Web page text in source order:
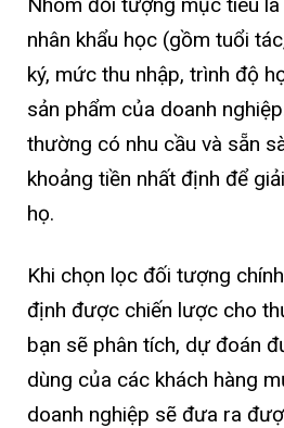
nhân khẩu học (gồm tuổi
ký, mức thu nhập, trình độ
sản phẩm của doanh
thường có nhu cầu và sẵn
khoảng tiền nhất định để
họ.
Khi chọn lọc đối tượng
định được chiến lược cho
bạn sẽ phân tích, dự đoán
dùng của các khách hàng
doanh nghiệp sẽ đưa ra